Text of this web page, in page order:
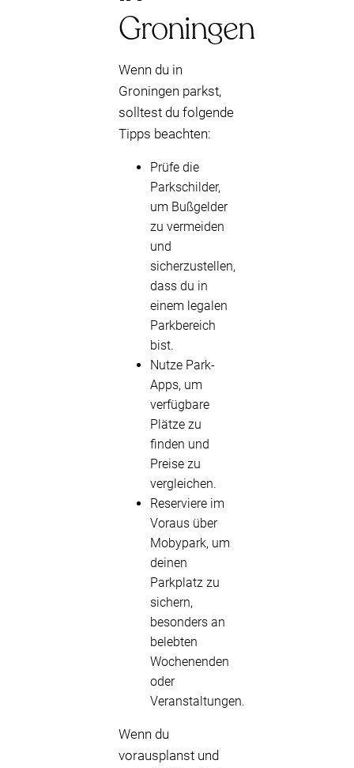
Groningen
Wenn du in
Groningen parkst,
solltest du folgende
Tipps beachten:
Prüfe die
Parkschilder,
um Bußgelder
zu vermeiden
und
sicherzustellen,
dass du in
einem legalen
Parkbereich
bist.
Nutze Park-
Apps, um
verfügbare
Plätze zu
finden und
Preise zu
vergleichen.
Reserviere im
Voraus über
Mobypark, um
deinen
Parkplatz zu
sichern,
besonders an
belebten
Wochenenden
oder
Veranstaltungen.
Wenn du
vorausplanst und